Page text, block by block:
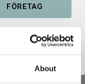
About
FÖRETAG